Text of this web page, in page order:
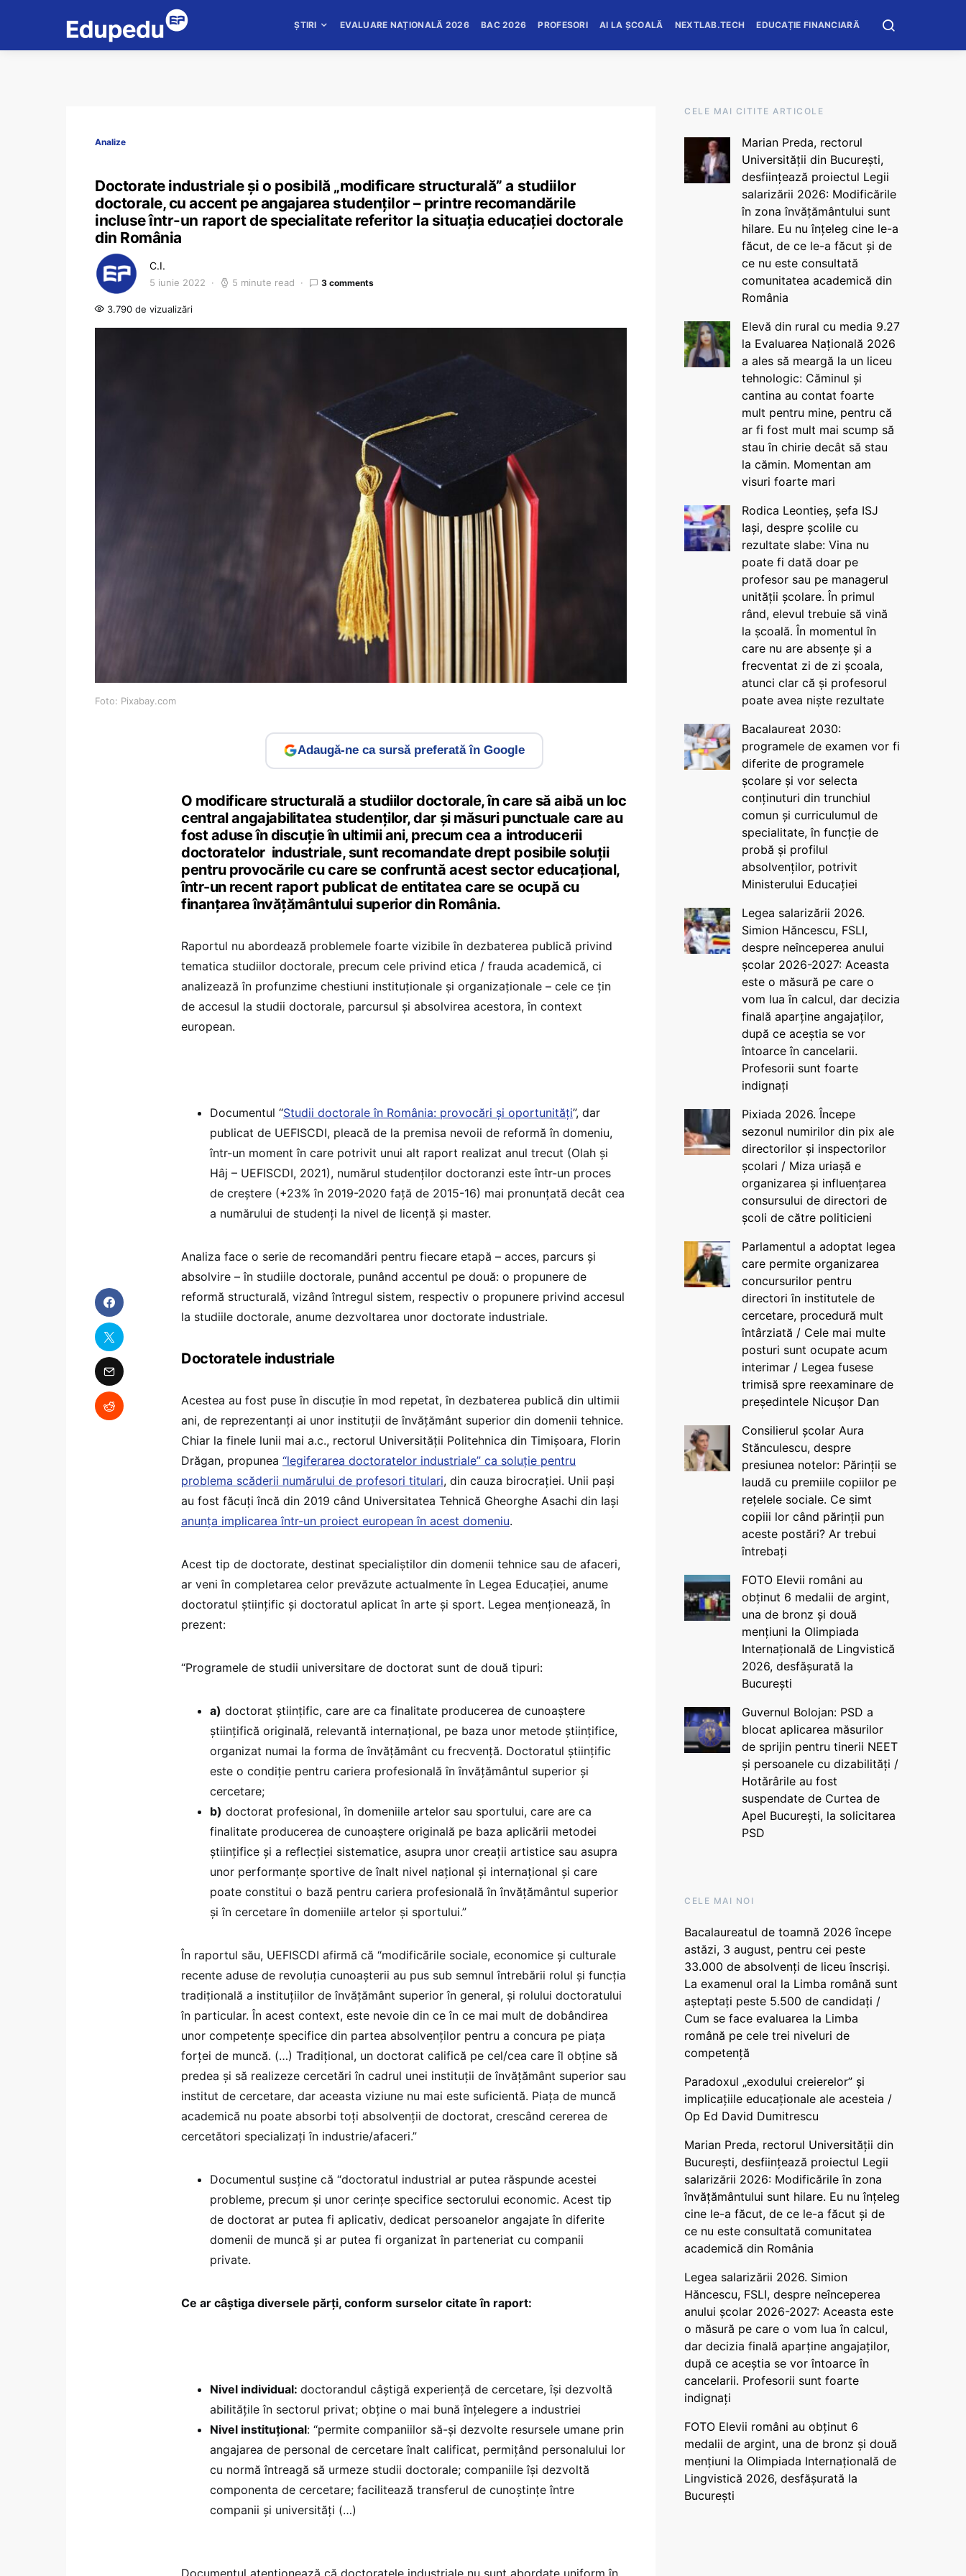
ȘTIRI EVALUARE NAȚIONALĂ 2026 BAC 2026 PROFESORI AI LA ȘCOALĂ NEXTLAB.TECH EDUCAȚIE FINANCIARĂ
Analize
Doctorate industriale și o posibilă „modificare structurală” a studiilor
doctorale, cu accent pe angajarea studenților – printre recomandările
incluse într-un raport de specialitate referitor la situația educației doctorale
din România
C.I.
5 iunie 2022 5 minute read 3 comments
3.790 de vizualizări
Foto: Pixabay.com
Adaugă-ne ca sursă preferată în Google
O modificare structurală a studiilor doctorale, în care să aibă un loc
central angajabilitatea studenților, dar și măsuri punctuale care au
fost aduse în discuție în ultimii ani, precum cea a introducerii
doctoratelor industriale, sunt recomandate drept posibile soluții
pentru provocările cu care se confruntă acest sector educațional,
într-un recent raport publicat de entitatea care se ocupă cu
finanțarea învățământului superior din România.
Raportul nu abordează problemele foarte vizibile în dezbaterea publică privind
tematica studiilor doctorale, precum cele privind etica / frauda academică, ci
analizează în profunzime chestiuni instituționale și organizaționale – cele ce țin
de accesul la studii doctorale, parcursul și absolvirea acestora, în context
european.
Documentul “Studii doctorale în România: provocări și oportunități”, dar
publicat de UEFISCDI, pleacă de la premisa nevoii de reformă în domeniu,
într-un moment în care potrivit unui alt raport realizat anul trecut (Olah și
Hâj – UEFISCDI, 2021), numărul studenților doctoranzi este într-un proces
de creștere (+23% în 2019-2020 față de 2015-16) mai pronunțată decât cea
a numărului de studenți la nivel de licență și master.
Analiza face o serie de recomandări pentru fiecare etapă – acces, parcurs și
absolvire – în studiile doctorale, punând accentul pe două: o propunere de
reformă structurală, vizând întregul sistem, respectiv o propunere privind accesul
la studiile doctorale, anume dezvoltarea unor doctorate industriale.
Doctoratele industriale
Acestea au fost puse în discuție în mod repetat, în dezbaterea publică din ultimii
ani, de reprezentanți ai unor instituții de învățământ superior din domenii tehnice.
Chiar la finele lunii mai a.c., rectorul Universității Politehnica din Timișoara, Florin
Drăgan, propunea “legiferarea doctoratelor industriale” ca soluție pentru
problema scăderii numărului de profesori titulari, din cauza birocrației. Unii pași
au fost făcuți încă din 2019 când Universitatea Tehnică Gheorghe Asachi din Iași
anunța implicarea într-un proiect european în acest domeniu.
Acest tip de doctorate, destinat specialiștilor din domenii tehnice sau de afaceri,
ar veni în completarea celor prevăzute actualmente în Legea Educației, anume
doctoratul științific și doctoratul aplicat în arte și sport. Legea menționează, în
prezent:
“Programele de studii universitare de doctorat sunt de două tipuri:
a) doctorat științific, care are ca finalitate producerea de cunoaștere
științifică originală, relevantă internațional, pe baza unor metode științifice,
organizat numai la forma de învățământ cu frecvență. Doctoratul științific
este o condiție pentru cariera profesională în învățământul superior și
cercetare;
b) doctorat profesional, în domeniile artelor sau sportului, care are ca
finalitate producerea de cunoaștere originală pe baza aplicării metodei
științifice și a reflecției sistematice, asupra unor creații artistice sau asupra
unor performanțe sportive de înalt nivel național și internațional și care
poate constitui o bază pentru cariera profesională în învățământul superior
și în cercetare în domeniile artelor și sportului.”
În raportul său, UEFISCDI afirmă că “modificările sociale, economice și culturale
recente aduse de revoluția cunoașterii au pus sub semnul întrebării rolul și funcția
tradițională a instituțiilor de învățământ superior în general, și rolului doctoratului
în particular. În acest context, este nevoie din ce în ce mai mult de dobândirea
unor competențe specifice din partea absolvenților pentru a concura pe piața
forței de muncă. (…) Tradițional, un doctorat califică pe cel/cea care îl obține să
predea și să realizeze cercetări în cadrul unei instituții de învățământ superior sau
institut de cercetare, dar aceasta viziune nu mai este suficientă. Piața de muncă
academică nu poate absorbi toți absolvenții de doctorat, crescând cererea de
cercetători specializați în industrie/afaceri.”
Documentul susține că “doctoratul industrial ar putea răspunde acestei
probleme, precum și unor cerințe specifice sectorului economic. Acest tip
de doctorat ar putea fi aplicativ, dedicat persoanelor angajate în diferite
domenii de muncă și ar putea fi organizat în parteneriat cu companii
private.
Ce ar câștiga diversele părți, conform surselor citate în raport:
Nivel individual: doctorandul câștigă experiență de cercetare, își dezvoltă
abilitățile în sectorul privat; obține o mai bună înțelegere a industriei
Nivel instituțional: “permite companiilor să-și dezvolte resursele umane prin
angajarea de personal de cercetare înalt calificat, permițând personalului lor
cu normă întreagă să urmeze studii doctorale; companiile își dezvoltă
componenta de cercetare; facilitează transferul de cunoștințe între
companii și universități (…)
Documentul atenționează că doctoratele industriale nu sunt abordate uniform în
CELE MAI CITITE ARTICOLE
Marian Preda, rectorul
Universității din București,
desființează proiectul Legii
salarizării 2026: Modificările
în zona învățământului sunt
hilare. Eu nu înțeleg cine le-a
făcut, de ce le-a făcut și de
ce nu este consultată
comunitatea academică din
România
Elevă din rural cu media 9.27
la Evaluarea Națională 2026
a ales să meargă la un liceu
tehnologic: Căminul și
cantina au contat foarte
mult pentru mine, pentru că
ar fi fost mult mai scump să
stau în chirie decât să stau
la cămin. Momentan am
visuri foarte mari
Rodica Leontieș, șefa ISJ
Iași, despre școlile cu
rezultate slabe: Vina nu
poate fi dată doar pe
profesor sau pe managerul
unității școlare. În primul
rând, elevul trebuie să vină
la școală. În momentul în
care nu are absențe și a
frecventat zi de zi școala,
atunci clar că și profesorul
poate avea niște rezultate
Bacalaureat 2030:
programele de examen vor fi
diferite de programele
școlare și vor selecta
conținuturi din trunchiul
comun și curriculumul de
specialitate, în funcție de
probă și profilul
absolvenților, potrivit
Ministerului Educației
Legea salarizării 2026.
Simion Hăncescu, FSLI,
despre neînceperea anului
școlar 2026-2027: Aceasta
este o măsură pe care o
vom lua în calcul, dar decizia
finală aparține angajaților,
după ce aceștia se vor
întoarce în cancelarii.
Profesorii sunt foarte
indignați
Pixiada 2026. Începe
sezonul numirilor din pix ale
directorilor și inspectorilor
școlari / Miza uriașă e
organizarea și influențarea
consursului de directori de
școli de către politicieni
Parlamentul a adoptat legea
care permite organizarea
concursurilor pentru
directori în institutele de
cercetare, procedură mult
întârziată / Cele mai multe
posturi sunt ocupate acum
interimar / Legea fusese
trimisă spre reexaminare de
președintele Nicușor Dan
Consilierul școlar Aura
Stănculescu, despre
presiunea notelor: Părinții se
laudă cu premiile copiilor pe
rețelele sociale. Ce simt
copiii lor când părinții pun
aceste postări? Ar trebui
întrebați
FOTO Elevii români au
obținut 6 medalii de argint,
una de bronz și două
mențiuni la Olimpiada
Internațională de Lingvistică
2026, desfășurată la
București
Guvernul Bolojan: PSD a
blocat aplicarea măsurilor
de sprijin pentru tinerii NEET
și persoanele cu dizabilități /
Hotărârile au fost
suspendate de Curtea de
Apel București, la solicitarea
PSD
CELE MAI NOI
Bacalaureatul de toamnă 2026 începe
astăzi, 3 august, pentru cei peste
33.000 de absolvenți de liceu înscriși.
La examenul oral la Limba română sunt
așteptați peste 5.500 de candidați /
Cum se face evaluarea la Limba
română pe cele trei niveluri de
competență
Paradoxul „exodului creierelor” și
implicațiile educaționale ale acesteia /
Op Ed David Dumitrescu
Marian Preda, rectorul Universității din
București, desființează proiectul Legii
salarizării 2026: Modificările în zona
învățământului sunt hilare. Eu nu înțeleg
cine le-a făcut, de ce le-a făcut și de
ce nu este consultată comunitatea
academică din România
Legea salarizării 2026. Simion
Hăncescu, FSLI, despre neînceperea
anului școlar 2026-2027: Aceasta este
o măsură pe care o vom lua în calcul,
dar decizia finală aparține angajaților,
după ce aceștia se vor întoarce în
cancelarii. Profesorii sunt foarte
indignați
FOTO Elevii români au obținut 6
medalii de argint, una de bronz și două
mențiuni la Olimpiada Internațională de
Lingvistică 2026, desfășurată la
București